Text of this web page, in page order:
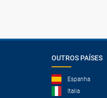
OUTROS PAÍSES
Espanha
Italia